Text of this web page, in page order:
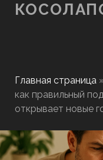
Главная страница
как правильный
открывает новые